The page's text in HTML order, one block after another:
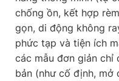
chống ồn, kết hợp
gọn, di động không
phức tạp và tiện ích
các mẫu đơn giản
bản (như cố định, mở